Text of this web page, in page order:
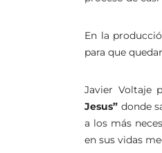
En la
para que
Javier Voltaje
Jesus” donde
a los más
en sus vidas